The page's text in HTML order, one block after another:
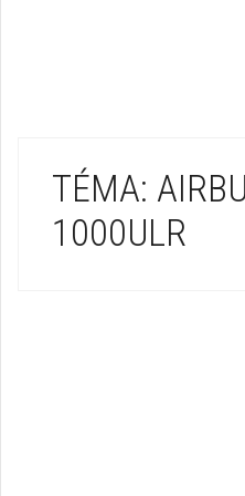
TÉMA:
1000ULR